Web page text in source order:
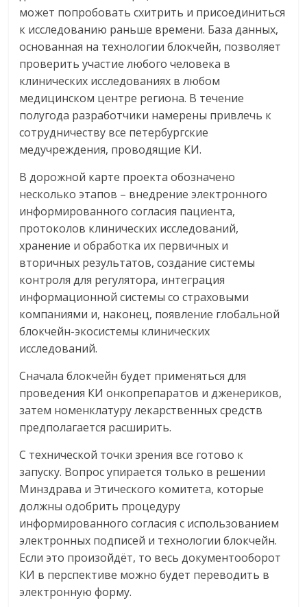
может попробовать схитрить и присоединиться
к исследованию раньше времени. База данных,
основанная на технологии блокчейн, позволяет
проверить участие любого человека в
клинических исследованиях в любом
медицинском центре региона. В течение
полугода разработчики намерены привлечь к
сотрудничеству все петербургские
медучреждения, проводящие КИ.
В дорожной карте проекта обозначено
несколько этапов – внедрение электронного
информированного согласия пациента,
протоколов клинических исследований,
хранение и обработка их первичных и
вторичных результатов, создание системы
контроля для регулятора, интеграция
информационной системы со страховыми
компаниями и, наконец, появление глобальной
блокчейн-экосистемы клинических
исследований.
Сначала блокчейн будет применяться для
проведения КИ онкопрепаратов и дженериков,
затем номенклатуру лекарственных средств
предполагается расширить.
С технической точки зрения все готово к
запуску. Вопрос упирается только в решении
Минздрава и Этического комитета, которые
должны одобрить процедуру
информированного согласия с использованием
электронных подписей и технологии блокчейн.
Если это произойдёт, то весь документооборот
КИ в перспективе можно будет переводить в
электронную форму.